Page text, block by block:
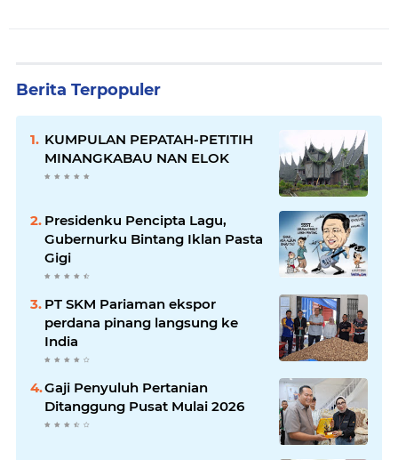
Berita Terpopuler
KUMPULAN PEPATAH-PETITIH
MINANGKABAU NAN ELOK
Presidenku Pencipta Lagu,
Gubernurku Bintang Iklan Pasta
Gigi
PT SKM Pariaman ekspor
perdana pinang langsung ke
India
Gaji Penyuluh Pertanian
Ditanggung Pusat Mulai 2026